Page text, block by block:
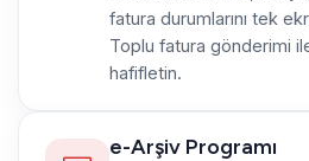
fatura durumlarını tek
Toplu fatura gönderimi
hafifletin.
e-Arşiv Programı